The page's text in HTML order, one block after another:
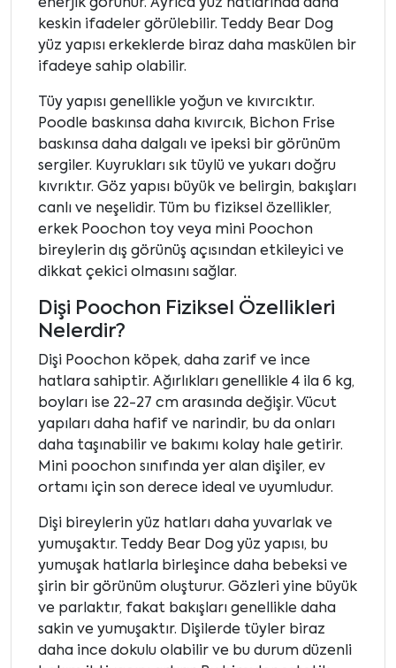
enerjik görünür. Ayrıca yüz hatlarında daha
keskin ifadeler görülebilir. Teddy Bear Dog
yüz yapısı erkeklerde biraz daha maskülen bir
ifadeye sahip olabilir.
Tüy yapısı genellikle yoğun ve kıvırcıktır.
Poodle baskınsa daha kıvırcık, Bichon Frise
baskınsa daha dalgalı ve ipeksi bir görünüm
sergiler. Kuyrukları sık tüylü ve yukarı doğru
kıvrıktır. Göz yapısı büyük ve belirgin, bakışları
canlı ve neşelidir. Tüm bu fiziksel özellikler,
erkek Poochon toy veya mini Poochon
bireylerin dış görünüş açısından etkileyici ve
dikkat çekici olmasını sağlar.
Dişi Poochon Fiziksel Özellikleri
Nelerdir?
Dişi Poochon köpek, daha zarif ve ince
hatlara sahiptir. Ağırlıkları genellikle 4 ila 6 kg,
boyları ise 22-27 cm arasında değişir. Vücut
yapıları daha hafif ve narindir, bu da onları
daha taşınabilir ve bakımı kolay hale getirir.
Mini poochon sınıfında yer alan dişiler, ev
ortamı için son derece ideal ve uyumludur.
Dişi bireylerin yüz hatları daha yuvarlak ve
yumuşaktır. Teddy Bear Dog yüz yapısı, bu
yumuşak hatlarla birleşince daha bebeksi ve
şirin bir görünüm oluşturur. Gözleri yine büyük
ve parlaktır, fakat bakışları genellikle daha
sakin ve yumuşaktır. Dişilerde tüyler biraz
daha ince dokulu olabilir ve bu durum düzenli